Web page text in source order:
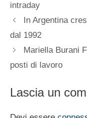
intraday
In Argentina
dal 1992
Mariella Burani
posti di lavoro
Lascia un